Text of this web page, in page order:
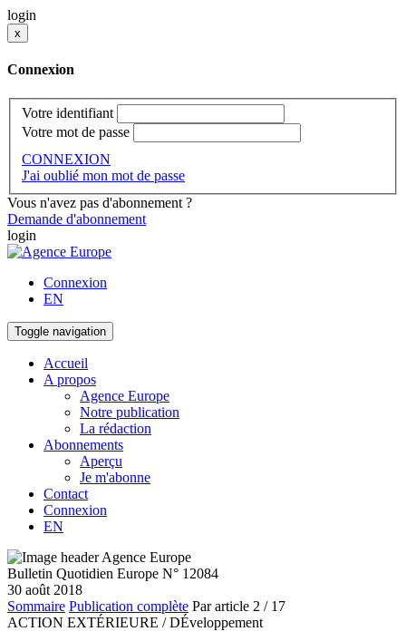
login
x
Connexion
Votre identifiant
Votre mot de passe
CONNEXION
J'ai oublié mon mot de passe
Vous n'avez pas d'abonnement ?
Demande d'abonnement
login
Connexion
EN
Toggle navigation
Accueil
A propos
Agence Europe
Notre publication
La rédaction
Abonnements
Aperçu
Je m'abonne
Contact
Connexion
EN
Bulletin Quotidien Europe N° 12084
30 août 2018
Sommaire Publication complète Par article 2 / 17
ACTION EXTÉRIEURE / DÉveloppement